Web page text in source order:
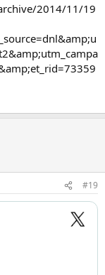
2014/11/19
#19